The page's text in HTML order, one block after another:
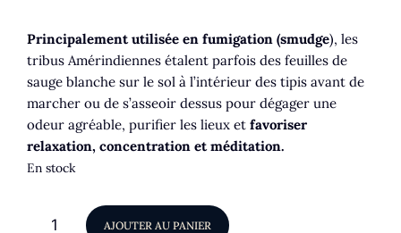
Principalement utilisée en fumigation (smudge), les
tribus Amérindiennes étalent parfois des feuilles de
sauge blanche sur le sol à l’intérieur des tipis avant de
marcher ou de s’asseoir dessus pour dégager une
odeur agréable, purifier les lieux et favoriser
relaxation, concentration et méditation.
En stock
AJOUTER AU PANIER